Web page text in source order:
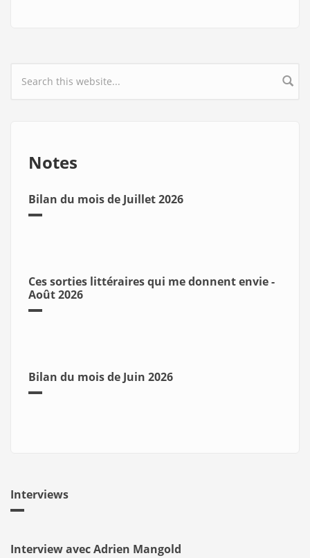
Search form
Notes
Bilan du mois de Juillet 2026
Ces sorties littéraires qui me donnent envie -
Août 2026
Bilan du mois de Juin 2026
Interviews
Interview avec Adrien Mangold